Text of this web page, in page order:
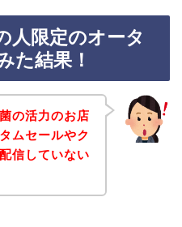
人限定のオータ
た結果！
の活力のお店
ムセールやク
信していない